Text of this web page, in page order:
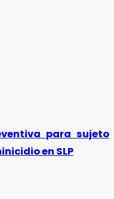
para sujeto
en SLP